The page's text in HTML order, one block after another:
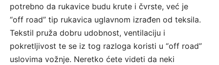
potrebno da rukavice budu krute i čvrste, već je
“off road” tip rukavica uglavnom izrađen od teksila.
Tekstil pruža dobru udobnost, ventilaciju i
pokretljivost te se iz tog razloga koristi u “off road”
uslovima vožnje. Neretko ćete videti da neki